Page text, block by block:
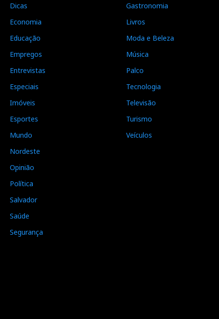
Dicas
Economia
Educação
Empregos
Entrevistas
Especiais
Imóveis
Esportes
Mundo
Nordeste
Opinião
Política
Salvador
Saúde
Segurança
Gastronomia
Livros
Moda e Beleza
Música
Palco
Tecnologia
Televisão
Turismo
Veículos